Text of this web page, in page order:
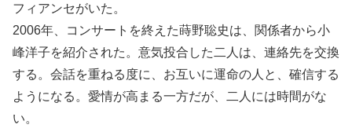
フィアンセがいた。
2006年、コンサートを終えた蒔野聡史は、関係者から小
峰洋子を紹介された。意気投合した二人は、連絡先を交換
する。会話を重ねる度に、お互いに運命の人と、確信する
ようになる。愛情が高まる一方だが、二人には時間がな
い。